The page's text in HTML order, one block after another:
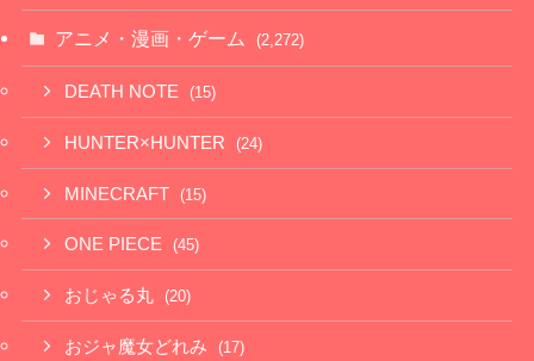
アニメ・漫画・ゲーム (2,272)
DEATH NOTE (15)
HUNTER×HUNTER (24)
MINECRAFT (15)
ONE PIECE (45)
おじゃる丸 (20)
おジャ魔女どれみ (17)